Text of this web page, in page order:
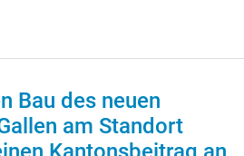
Bau des neuen
am Standort